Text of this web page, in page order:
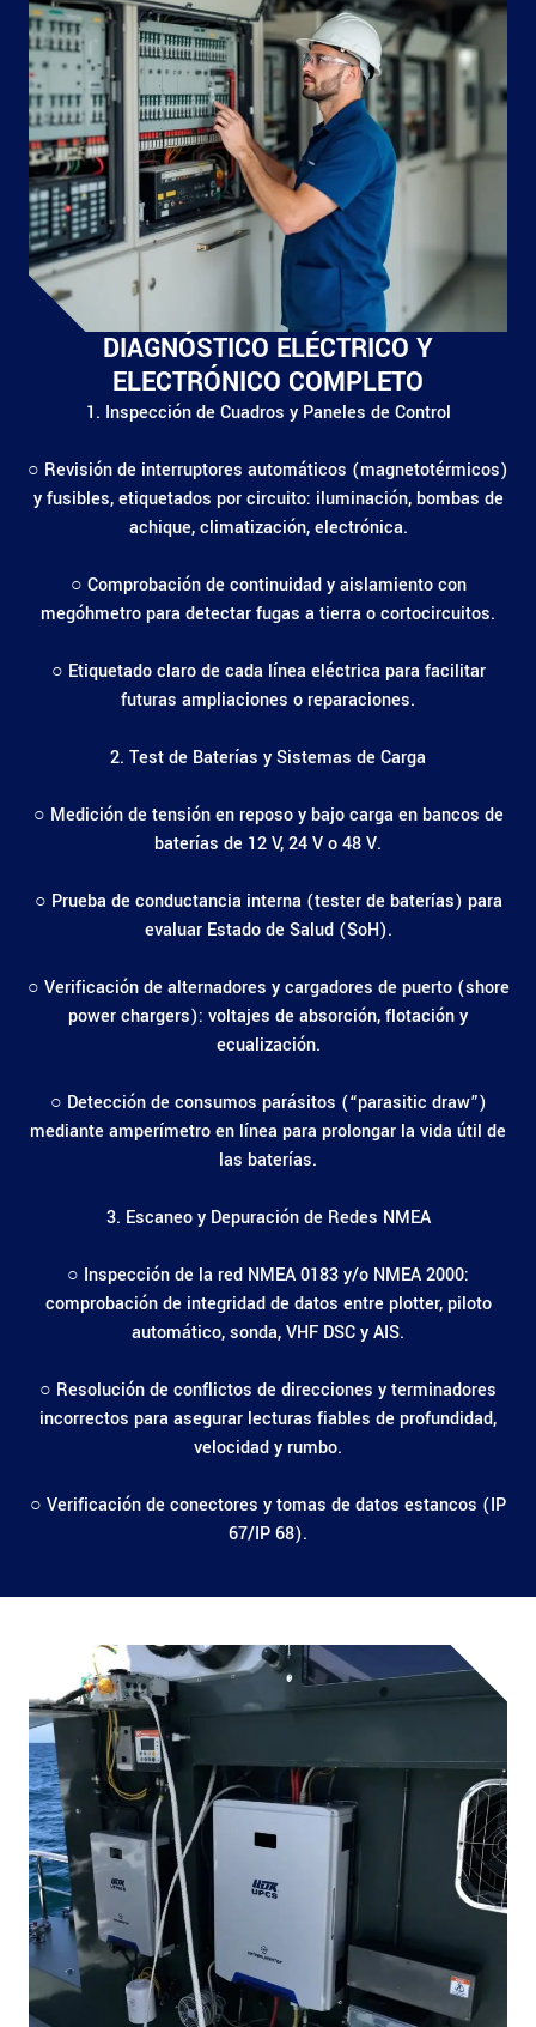
DIAGNÓSTICO ELÉCTRICO Y
ELECTRÓNICO COMPLETO
1. Inspección de Cuadros y Paneles de Control
○ Revisión de interruptores automáticos (magnetotérmicos)
y fusibles, etiquetados por circuito: iluminación, bombas de
achique, climatización, electrónica.
○ Comprobación de continuidad y aislamiento con
megóhmetro para detectar fugas a tierra o cortocircuitos.
○ Etiquetado claro de cada línea eléctrica para facilitar
futuras ampliaciones o reparaciones.
2. Test de Baterías y Sistemas de Carga
○ Medición de tensión en reposo y bajo carga en bancos de
baterías de 12 V, 24 V o 48 V.
○ Prueba de conductancia interna (tester de baterías) para
evaluar Estado de Salud (SoH).
○ Verificación de alternadores y cargadores de puerto (shore
power chargers): voltajes de absorción, flotación y
ecualización.
○ Detección de consumos parásitos (“parasitic draw”)
mediante amperímetro en línea para prolongar la vida útil de
las baterías.
3. Escaneo y Depuración de Redes NMEA
○ Inspección de la red NMEA 0183 y/o NMEA 2000:
comprobación de integridad de datos entre plotter, piloto
automático, sonda, VHF DSC y AIS.
○ Resolución de conflictos de direcciones y terminadores
incorrectos para asegurar lecturas fiables de profundidad,
velocidad y rumbo.
○ Verificación de conectores y tomas de datos estancos (IP
67/IP 68).